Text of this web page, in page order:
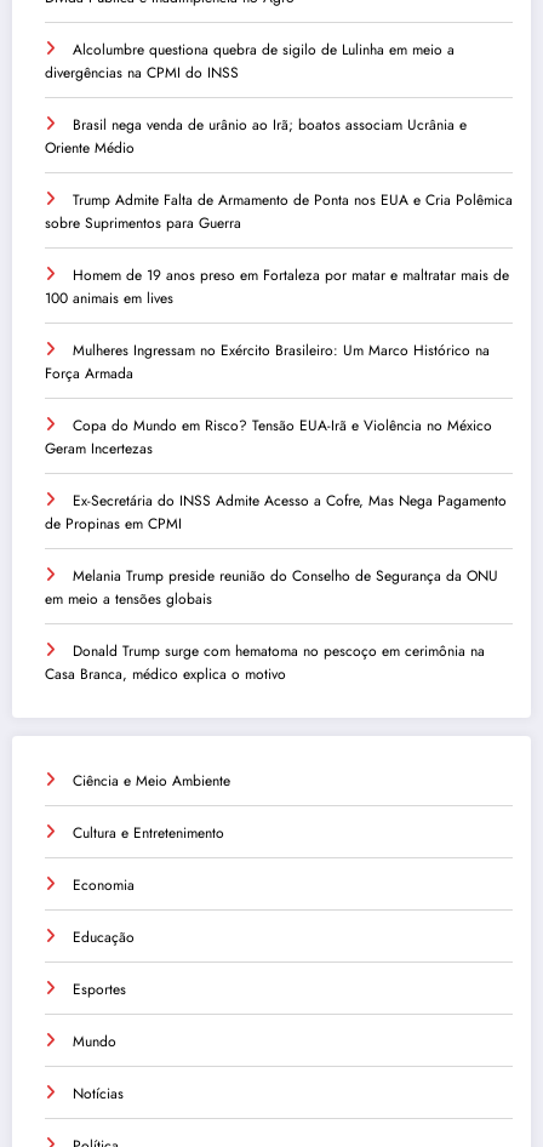
Alcolumbre questiona quebra de sigilo de Lulinha em meio a
divergências na CPMI do INSS
Brasil nega venda de urânio ao Irã; boatos associam Ucrânia e
Oriente Médio
Trump Admite Falta de Armamento de Ponta nos EUA e Cria Polêmica
sobre Suprimentos para Guerra
Homem de 19 anos preso em Fortaleza por matar e maltratar mais de
100 animais em lives
Mulheres Ingressam no Exército Brasileiro: Um Marco Histórico na
Força Armada
Copa do Mundo em Risco? Tensão EUA-Irã e Violência no México
Geram Incertezas
Ex-Secretária do INSS Admite Acesso a Cofre, Mas Nega Pagamento
de Propinas em CPMI
Melania Trump preside reunião do Conselho de Segurança da ONU
em meio a tensões globais
Donald Trump surge com hematoma no pescoço em cerimônia na
Casa Branca, médico explica o motivo
Ciência e Meio Ambiente
Cultura e Entretenimento
Economia
Educação
Esportes
Mundo
Notícias